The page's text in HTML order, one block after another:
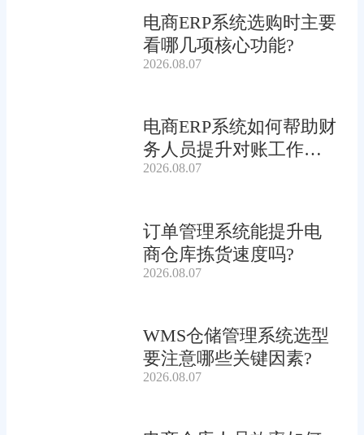
电商ERP系统选购时主要
看哪几项核心功能?
2026.08.07
电商ERP系统如何帮助财
务人员提升对账工作效
率?
2026.08.07
订单管理系统能提升电
商仓库拣货速度吗?
2026.08.07
WMS仓储管理系统选型
要注意哪些关键因素?
2026.08.07